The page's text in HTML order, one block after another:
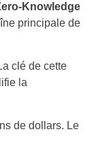
Knowledge
principale de
clé de cette
la
de dollars. Le